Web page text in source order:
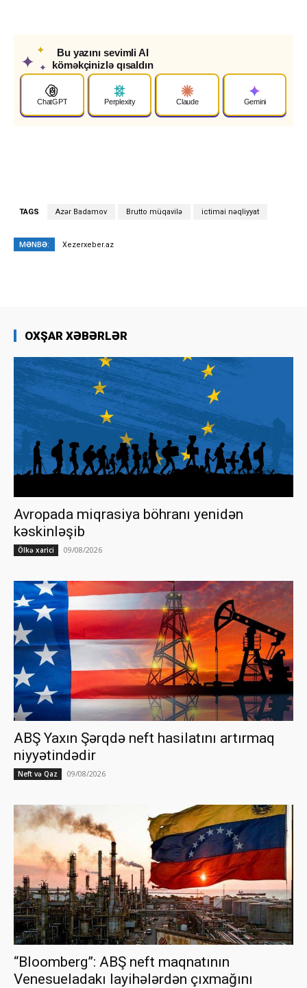
✦
✦
✦
Bu yazını sevimli AI
köməkçinizlə qısaldın
ChatGPT Perplexity Claude Gemini
TAGS Azər Badamov Brutto müqavilə ictimai nəqliyyat
MƏNBƏ: Xezerxeber.az
OXŞAR XƏBƏRLƏR
Avropada miqrasiya böhranı yenidən
kəskinləşib
Ölkə xarici 09/08/2026
ABŞ Yaxın Şərqdə neft hasilatını artırmaq
niyyətindədir
Neft və Qaz 09/08/2026
“Bloomberg”: ABŞ neft maqnatının
Venesueladakı layihələrdən çıxmağını